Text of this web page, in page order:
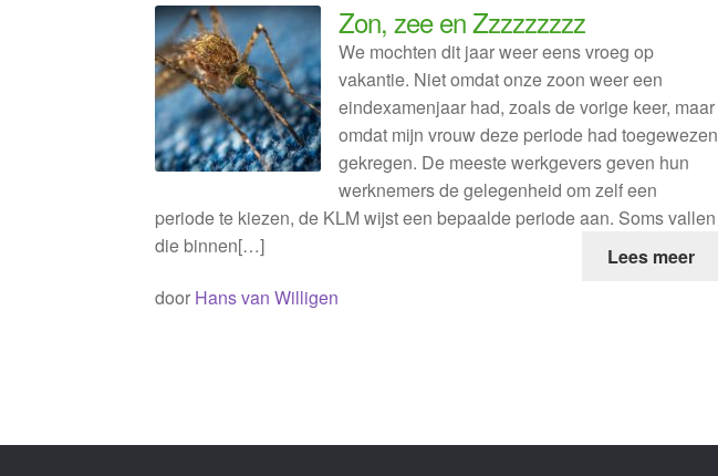
Zon, zee en Zzzzzzzzz
We mochten dit jaar weer eens vroeg op
vakantie. Niet omdat onze zoon weer een
eindexamenjaar had, zoals de vorige keer, maar
omdat mijn vrouw deze periode had toegewezen
gekregen. De meeste werkgevers geven hun
werknemers de gelegenheid om zelf een
periode te kiezen, de KLM wijst een bepaalde periode aan. Soms vallen
die binnen[…]
Lees meer
door Hans van Willigen